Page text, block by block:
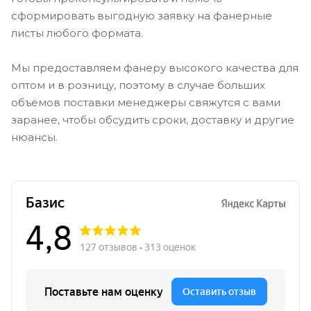
сформировать выгодную заявку на фанерные
листы любого формата.
Мы предоставляем фанеру высокого качества для
оптом и в розницу, поэтому в случае больших
объёмов поставки менеджеры свяжутся с вами
заранее, чтобы обсудить сроки, доставку и другие
нюансы.